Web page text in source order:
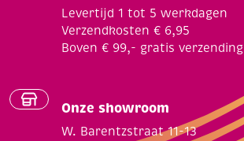
Levertijd 1 tot 5 werkdagen
Verzendkosten € 6,95
Boven € 99,- gratis verzending
Onze showroom
W. Barentzstraat 11-13